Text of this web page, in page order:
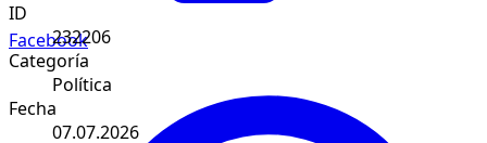
Facebook
ID
232206
Categoría
Política
Fecha
07.07.2026